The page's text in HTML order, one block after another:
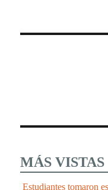
MÁS VISTAS
Estudiantes tomaron